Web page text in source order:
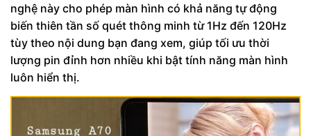
nghệ này cho phép màn hình có khả năng tự động
biến thiên tần số quét thông minh từ 1Hz đến 120Hz
tùy theo nội dung bạn đang xem, giúp tối ưu thời
lượng pin đỉnh hơn nhiều khi bật tính năng màn hình
luôn hiển thị.